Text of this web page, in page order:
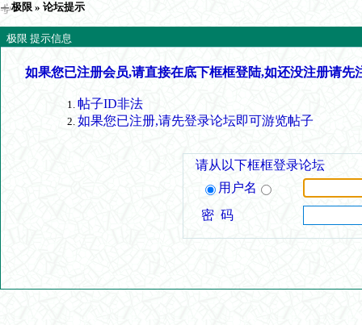
极限 » 论坛提示
极限 提示信息
如果您已注册会员,请直接在底下框框登陆,如还没注册请先
帖子ID非法
如果您已注册,请先登录论坛即可游览帖子
请从以下框框登录论坛
用户名
密 码